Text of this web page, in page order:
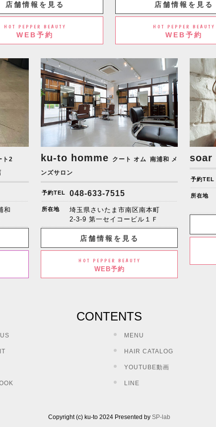
店舗情報を見る
HOT PEPPER BEAUTY
WEB予約
店舗情報を見る
HOT PEPPER BEAUTY
WEB予約
ト2
和
ku-to homme クート オム 南浦和 メ
ンズサロン
予約TEL 048-633-7515
所在地
埼玉県さいたま市南区南本町
2-3-9 第一セイコービル１Ｆ
店舗情報を見る
HOT PEPPER BEAUTY
WEB予約
soar
予約TEL
所在地
CONTENTS
MENU
HAIR CATALOG
YOUTUBE動画
LINE
Copyright (c) ku-to 2024 Presented by SP-lab